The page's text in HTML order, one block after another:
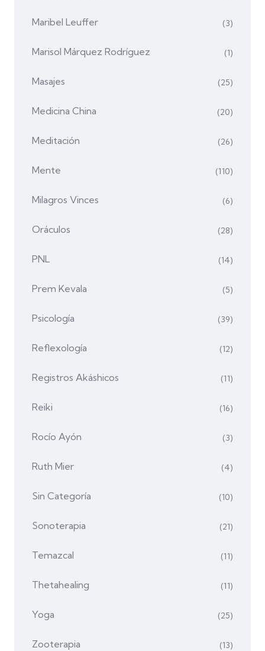
Maribel Leuffer (3)
Marisol Márquez Rodríguez (1)
Masajes (25)
Medicina China (20)
Meditación (26)
Mente (110)
Milagros Vinces (6)
Oráculos (28)
PNL (14)
Prem Kevala (5)
Psicología (39)
Reflexología (12)
Registros Akáshicos (11)
Reiki (16)
Rocío Ayón (3)
Ruth Mier (4)
Sin Categoría (10)
Sonoterapia (21)
Temazcal (11)
Thetahealing (11)
Yoga (25)
Zooterapia (13)